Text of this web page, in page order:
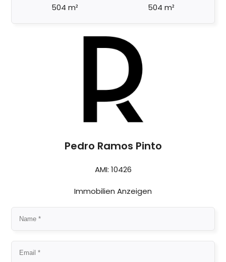
504 m²
504 m²
Pedro Ramos Pinto
AMI: 10426
Immobilien Anzeigen